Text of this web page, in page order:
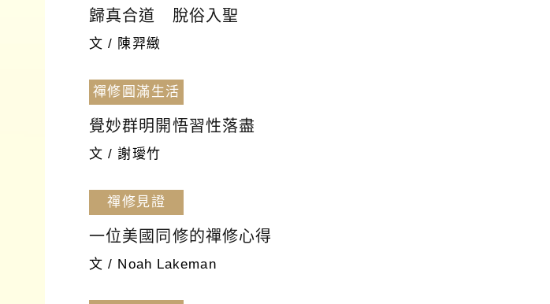
歸真合道 脫俗入聖
文 / 陳羿緻
禪修圓滿生活
覺妙群明開悟習性落盡
文 / 謝璦竹
禪修見證
一位美國同修的禪修心得
文 / Noah Lakeman